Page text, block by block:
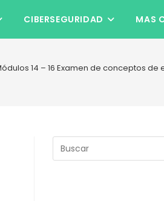
CIBERSEGURIDAD MAS
14 – 16 Examen de conceptos